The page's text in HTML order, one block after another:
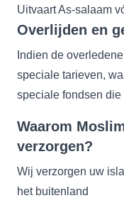
Uitvaart As-salaam
Overlijden en
Indien de
speciale tarieven,
speciale fondsen
Waarom
verzorgen?
Wij verzorgen uw
het buitenland